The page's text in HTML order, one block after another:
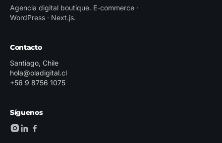
Agencia digital boutique. E-commerce ·
WordPress · Next.js.
Contacto
Santiago, Chile
hola@oladigital.cl
+56 9 8756 1075
Síguenos